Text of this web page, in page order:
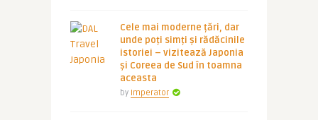
Cele mai moderne țări, dar
unde poți simți și rădăcinile
istoriei – vizitează Japonia
și Coreea de Sud în toamna
aceasta
by Imperator